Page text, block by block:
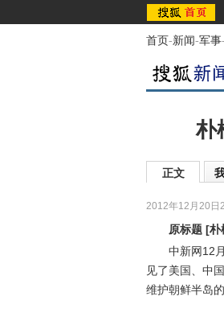
首页-新闻-军事-
朴
正文
2012年12月20日
原标题 [朴
中新网12月
见了美国、中
维护朝鲜半岛